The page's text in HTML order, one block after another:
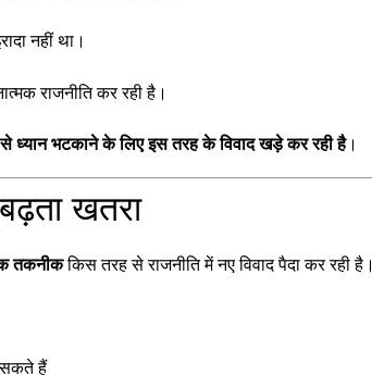
नहीं था।
राजनीति कर रही है।
से ध्यान भटकाने के लिए इस तरह के विवाद खड़े कर रही है।
खतरा
तकनीककिस तरह से राजनीति में नए विवाद पैदा कर रही है।
सकते हैं